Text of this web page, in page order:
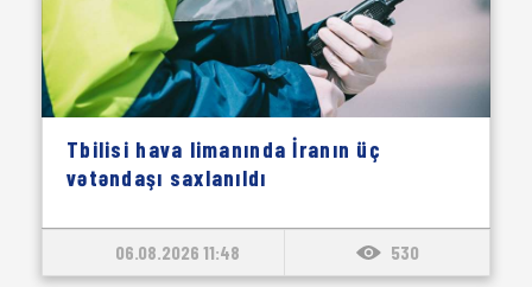
Tbilisi hava limanında İranın üç
vətəndaşı saxlanıldı
06.08.2026 11:48 530